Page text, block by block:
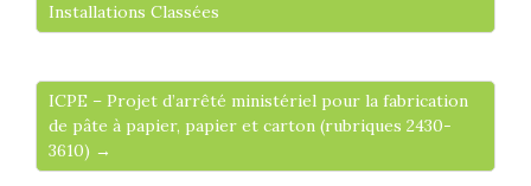
Installations Classées
ICPE – Projet d’arrêté ministériel pour la fabrication
de pâte à papier, papier et carton (rubriques 2430-
3610) →